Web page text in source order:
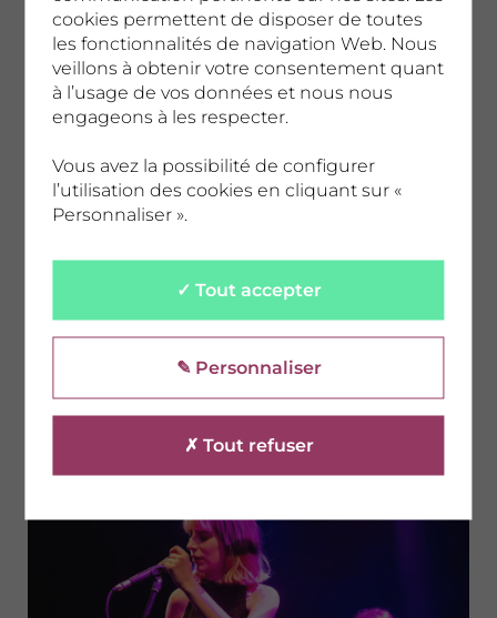
Brö, finaliste du Prix Chorus 2022.
cookies permettent de disposer de toutes
les fonctionnalités de navigation Web. Nous
veillons à obtenir votre consentement quant
à l’usage de vos données et nous nous
engageons à les respecter.
Vous avez la possibilité de configurer
l’utilisation des cookies en cliquant sur «
Personnaliser ».
✓ Tout accepter
✎ Personnaliser
✗ Tout refuser